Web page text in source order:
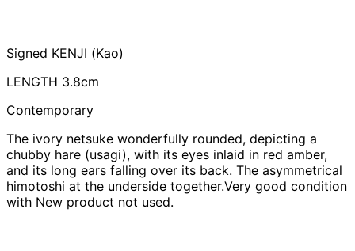
Signed KENJI (Kao)
LENGTH 3.8cm
Contemporary
The ivory netsuke wonderfully rounded, depicting a
chubby hare (usagi), with its eyes inlaid in red amber,
and its long ears falling over its back. The asymmetrical
himotoshi at the underside together.Very good condition
with New product not used.